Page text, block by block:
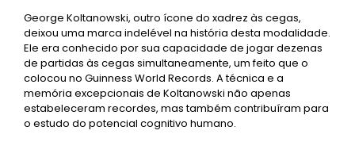
George Koltanowski, outro ícone do xadrez às cegas,
deixou uma marca indelével na história desta modalidade.
Ele era conhecido por sua capacidade de jogar dezenas
de partidas às cegas simultaneamente, um feito que o
colocou no Guinness World Records. A técnica e a
memória excepcionais de Koltanowski não apenas
estabeleceram recordes, mas também contribuíram para
o estudo do potencial cognitivo humano.